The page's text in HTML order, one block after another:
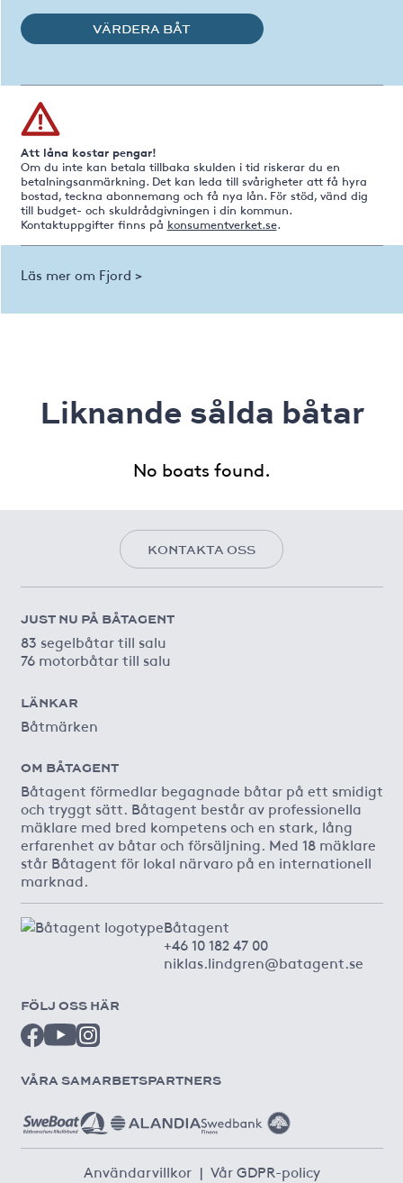
VÄRDERA BÅT
Att låna kostar pengar!
Om du inte kan betala tillbaka skulden i tid riskerar du en
betalningsanmärkning. Det kan leda till svårigheter att få hyra
bostad, teckna abonnemang och få nya lån. För stöd, vänd dig
till budget- och skuldrådgivningen i din kommun.
Kontaktuppgifter finns på konsumentverket.se.
Läs mer om Fjord >
Liknande sålda båtar
No boats found.
KONTAKTA OSS
JUST NU PÅ BÅTAGENT
83 segelbåtar till salu
76 motorbåtar till salu
LÄNKAR
Båtmärken
OM BÅTAGENT
Båtagent förmedlar begagnade båtar på ett smidigt
och tryggt sätt. Båtagent består av professionella
mäklare med bred kompetens och en stark, lång
erfarenhet av båtar och försäljning. Med 18 mäklare
står Båtagent för lokal närvaro på en internationell
marknad.
Båtagent
+46 10 182 47 00
niklas.lindgren@batagent.se
FÖLJ OSS HÄR
VÅRA SAMARBETSPARTNERS
Användarvillkor | Vår GDPR-policy